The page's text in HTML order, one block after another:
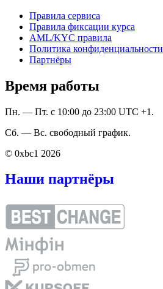
Правила сервиса
Правила фиксации курса
AML/KYC правила
Политика конфиденциальности
Партнёры
Время работы
Пн. — Пт. с 10:00 до 23:00 UTC +1.
Сб. — Вс. свободный график.
© 0xbc1 2026
Наши партнёры